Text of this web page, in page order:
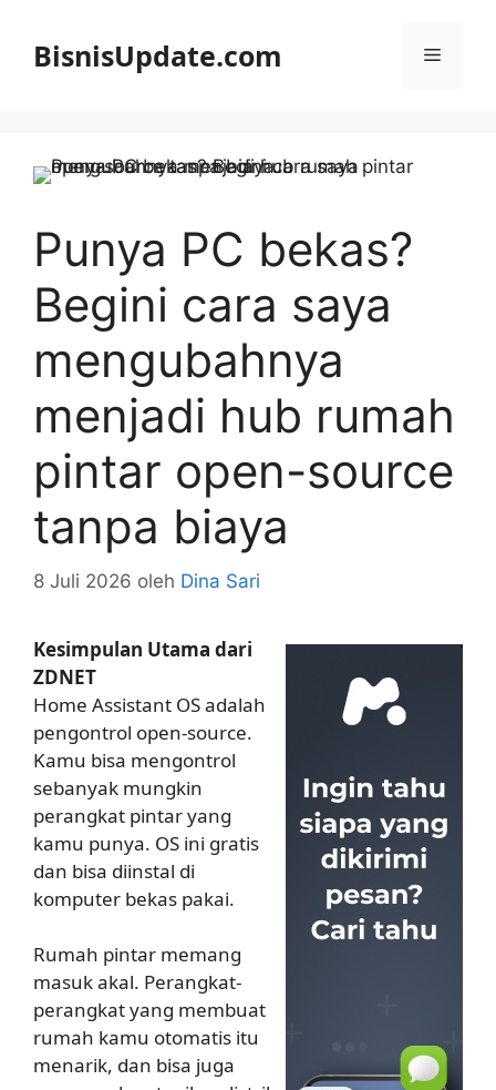
BisnisUpdate.com Menu
Punya PC bekas?
Begini cara saya
mengubahnya
menjadi hub rumah
pintar open-source
tanpa biaya
8 Juli 2026 oleh Dina Sari
Kesimpulan Utama dari
ZDNET
Home Assistant OS adalah
pengontrol open-source.
Kamu bisa mengontrol
sebanyak mungkin
perangkat pintar yang
kamu punya. OS ini gratis
dan bisa diinstal di
komputer bekas pakai.
Rumah pintar memang
masuk akal. Perangkat-
perangkat yang membuat
rumah kamu otomatis itu
menarik, dan bisa juga